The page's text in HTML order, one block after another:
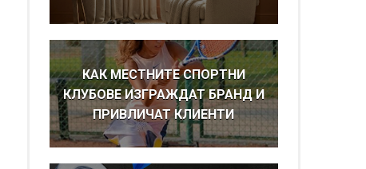
КАК МЕСТНИТЕ СПОРТНИ
КЛУБОВЕ ИЗГРАЖДАТ БРАНД И
ПРИВЛИЧАТ КЛИЕНТИ